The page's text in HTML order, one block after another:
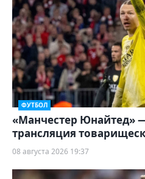
ФУТБОЛ
«Манчестер Юнайтед»
трансляция
08 августа 2026 19:37